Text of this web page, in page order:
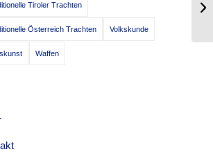
Tiroler Trachten
Österreich Trachten Volkskunde
Waffen